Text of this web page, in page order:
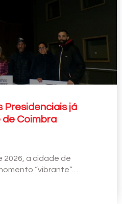
Presidenciais já
Coimbra
2026, a cidade de
“vibrante”…